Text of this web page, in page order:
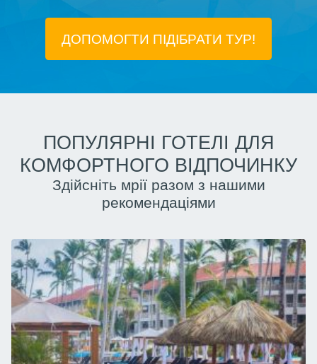
ДОПОМОГТИ ПІДIБРАТИ ТУР!
ПОПУЛЯРНІ ГОТЕЛІ ДЛЯ
КОМФОРТНОГО ВІДПОЧИНКУ
Здійсніть мрії разом з нашими
рекомендаціями